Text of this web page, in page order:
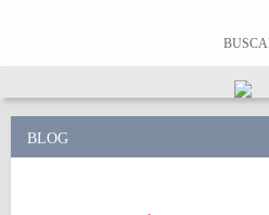
principal
BLOG